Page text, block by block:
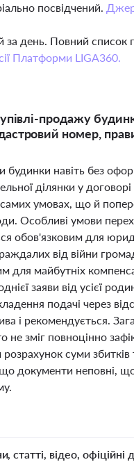
посвідчений.
за день. Повний
Платформи LIGA360.
продажу
номер,
будинки навіть без
ділянки у
умовах, що й
Особливі умови
обов'язковим для
від війни
майбутніх
заяви від усієї
подачі через
і рекомендується.
зміг повноцінно
суми збитків
документи неповні,
відео,